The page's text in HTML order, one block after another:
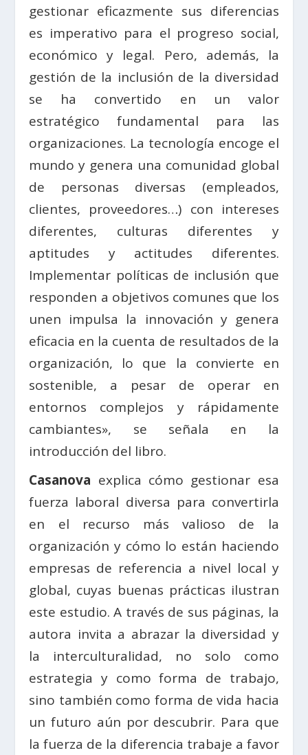
gestionar eficazmente sus diferencias
es imperativo para el progreso social,
económico y legal. Pero, además, la
gestión de la inclusión de la diversidad
se ha convertido en un valor
estratégico fundamental para las
organizaciones. La tecnología encoge el
mundo y genera una comunidad global
de personas diversas (empleados,
clientes, proveedores…) con intereses
diferentes, culturas diferentes y
aptitudes y actitudes diferentes.
Implementar políticas de inclusión que
responden a objetivos comunes que los
unen impulsa la innovación y genera
eficacia en la cuenta de resultados de la
organización, lo que la convierte en
sostenible, a pesar de operar en
entornos complejos y rápidamente
cambiantes», se señala en la
introducción del libro.
Casanova explica cómo gestionar esa
fuerza laboral diversa para convertirla
en el recurso más valioso de la
organización y cómo lo están haciendo
empresas de referencia a nivel local y
global, cuyas buenas prácticas ilustran
este estudio. A través de sus páginas, la
autora invita a abrazar la diversidad y
la interculturalidad, no solo como
estrategia y como forma de trabajo,
sino también como forma de vida hacia
un futuro aún por descubrir. Para que
la fuerza de la diferencia trabaje a favor